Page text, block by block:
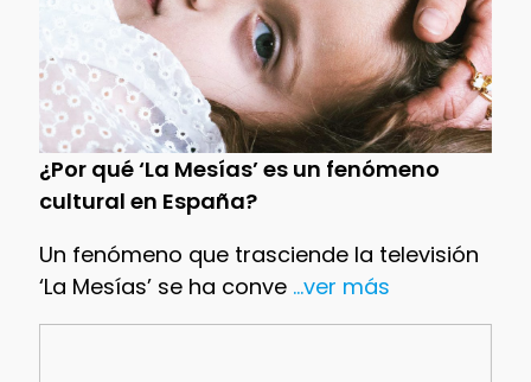
¿Por qué ‘La Mesías’ es un fenómeno
cultural en España?
Un fenómeno que trasciende la televisión
‘La Mesías’ se ha conve...ver más